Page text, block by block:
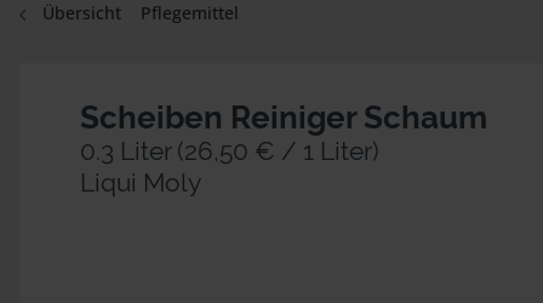
Übersicht Pflegemittel
Scheiben Reiniger Schaum
0.3 Liter (26,50 € / 1 Liter)
Liqui Moly